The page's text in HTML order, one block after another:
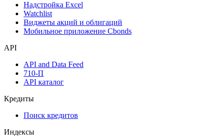
Надстройка Excel
Watchlist
Виджеты акций и облигаций
Мобильное приложение Cbonds
API
API and Data Feed
710-П
API каталог
Кредиты
Поиск кредитов
Индексы